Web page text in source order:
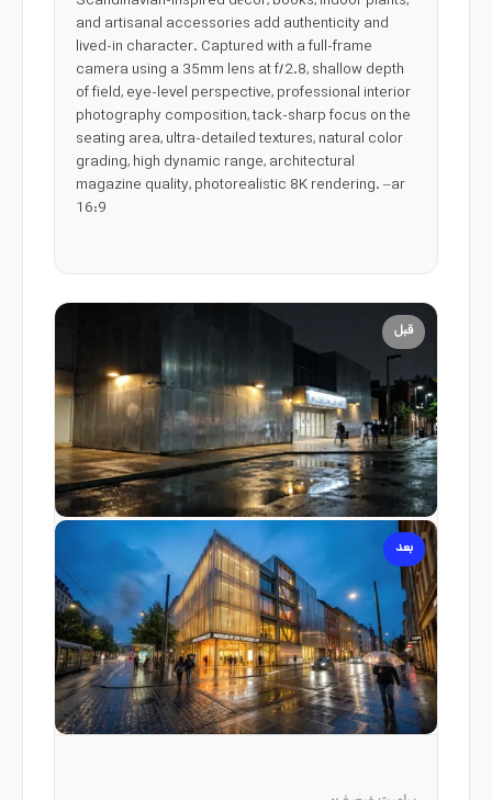
and artisanal accessories add authenticity and
lived-in character. Captured with a full-frame
camera using a 35mm lens at f/2.8, shallow depth
of field, eye-level perspective, professional interior
photography composition, tack-sharp focus on the
seating area, ultra-detailed textures, natural color
grading, high dynamic range, architectural
magazine quality, photorealistic 8K rendering. –ar
16:9
قبل
بعد